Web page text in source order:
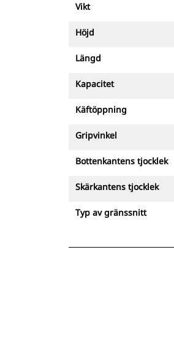
Vikt
Höjd
Längd
Kapacitet
Käftöppning
Gripvinkel
Bottenkantens tjocklek
Skärkantens tjocklek
Typ av gränssnitt